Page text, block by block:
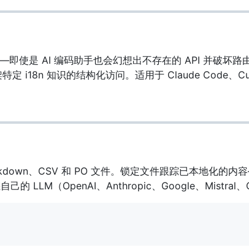
使是 AI 编码助手也会幻想出不存在的 API 并破坏路
定 i18n 知识的结构化访问。适用于 Claude Code、
、CSV 和 PO 文件。锁定文件跟踪已本地化的内
己的 LLM（OpenAI、Anthropic、Google、Mistral、